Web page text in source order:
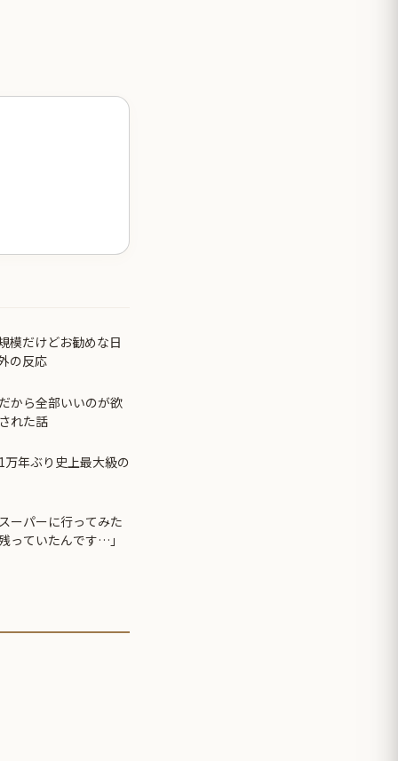
模だけどお勧めな日
の反応
から全部いいのが欲
れた話
年ぶり史上最大級の
ーパーに行ってみた
っていたんです…」